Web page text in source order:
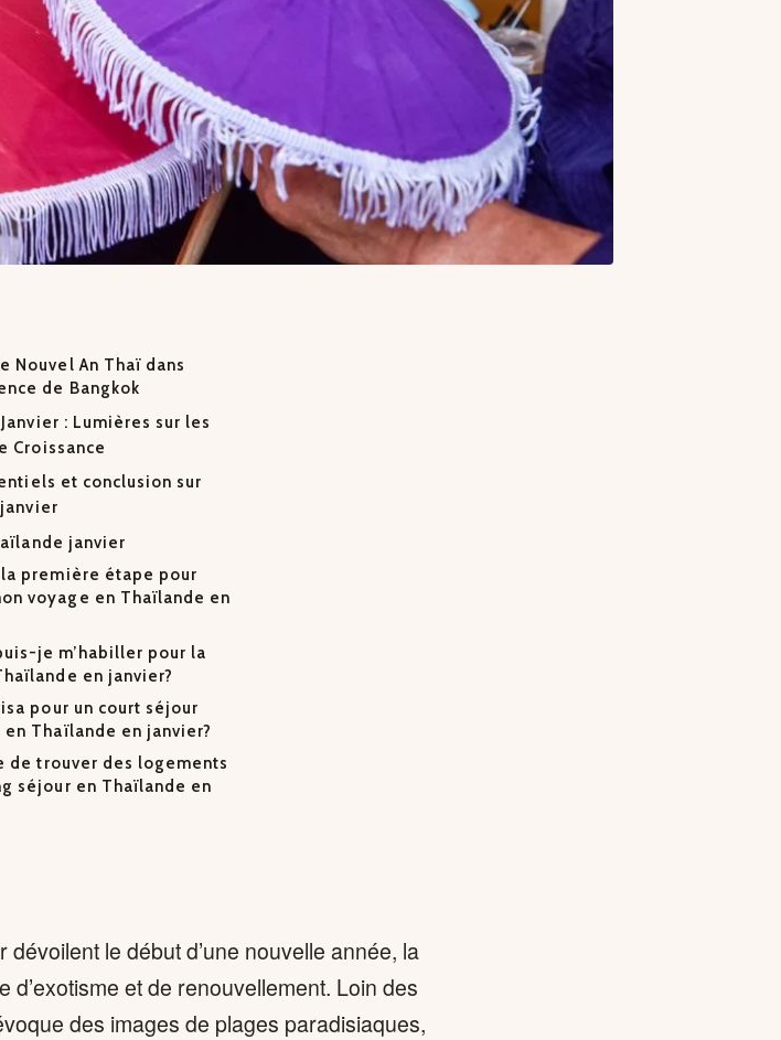
Nouvel An Thaï dans
de Bangkok
: Lumières sur les
Croissance
et conclusion sur
janvier
première étape pour
voyage en Thaïlande en
je m’habiller pour la
en janvier?
pour un court séjour
Thaïlande en janvier?
de trouver des logements
séjour en Thaïlande en
le début d’une nouvelle année, la
et de renouvellement. Loin des
des images de plages paradisiaques,